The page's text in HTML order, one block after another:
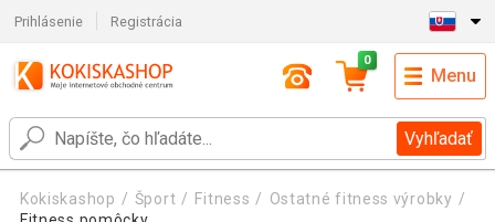
Prihlásenie Registrácia
Vyhľadať
0
Menu
Kokiskashop Šport Fitness
Ostatné fitness výrobky